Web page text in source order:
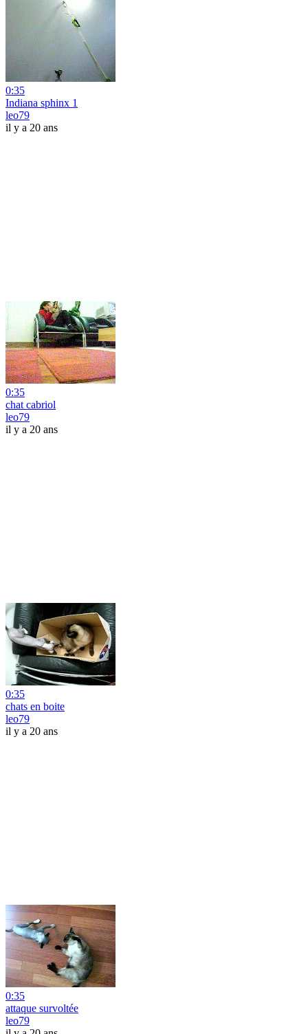
0:35
Indiana sphinx 1
leo79
il y a 20 ans
0:35
chat cabriol
leo79
il y a 20 ans
0:35
chats en boite
leo79
il y a 20 ans
0:35
attaque survoltée
leo79